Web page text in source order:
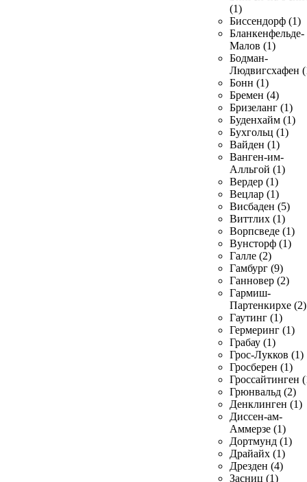
(1)
Биссендорф (1)
Бланкенфельде-
Малов (1)
Бодман-
Людвигсхафен
Бонн (1)
Бремен (4)
Бризеланг (1)
Буденхайм (1)
Бухгольц (1)
Вайден (1)
Ванген-им-
Алльгой (1)
Вердер (1)
Вецлар (1)
Висбаден (5)
Виттлих (1)
Ворпсведе (1)
Вунсторф (1)
Галле (2)
Гамбург (9)
Ганновер (2)
Гармиш-
Партенкирхе (2)
Гаутинг (1)
Гермеринг (1)
Грабау (1)
Грос-Лукков (1)
Гросберен (1)
Гроссайтинген
Грюнвальд (2)
Денклинген (1)
Диссен-ам-
Аммерзе (1)
Дортмунд (1)
Драйайх (1)
Дрезден (4)
Засниц (1)